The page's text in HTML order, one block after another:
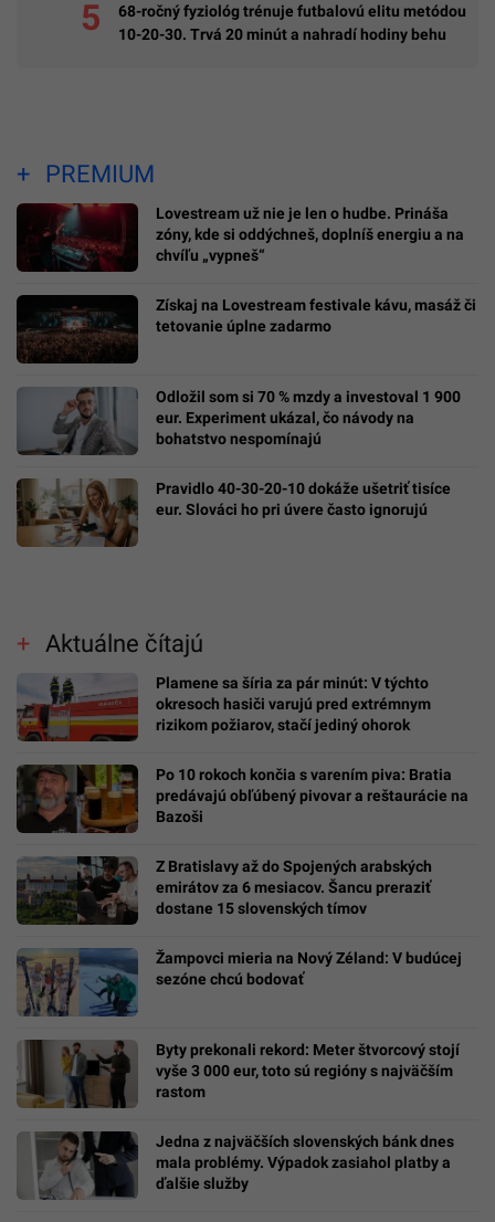
68-ročný fyziológ trénuje futbalovú elitu metódou
10-20-30. Trvá 20 minút a nahradí hodiny behu
PREMIUM
Lovestream už nie je len o hudbe. Prináša
zóny, kde si oddýchneš, doplníš energiu a na
chvíľu „vypneš“
Získaj na Lovestream festivale kávu, masáž či
tetovanie úplne zadarmo
Odložil som si 70 % mzdy a investoval 1 900
eur. Experiment ukázal, čo návody na
bohatstvo nespomínajú
Pravidlo 40-30-20-10 dokáže ušetriť tisíce
eur. Slováci ho pri úvere často ignorujú
Aktuálne čítajú
Plamene sa šíria za pár minút: V týchto
okresoch hasiči varujú pred extrémnym
rizikom požiarov, stačí jediný ohorok
Po 10 rokoch končia s varením piva: Bratia
predávajú obľúbený pivovar a reštaurácie na
Bazoši
Z Bratislavy až do Spojených arabských
emirátov za 6 mesiacov. Šancu preraziť
dostane 15 slovenských tímov
Žampovci mieria na Nový Zéland: V budúcej
sezóne chcú bodovať
Byty prekonali rekord: Meter štvorcový stojí
vyše 3 000 eur, toto sú regióny s najväčším
rastom
Jedna z najväčších slovenských bánk dnes
mala problémy. Výpadok zasiahol platby a
ďalšie služby